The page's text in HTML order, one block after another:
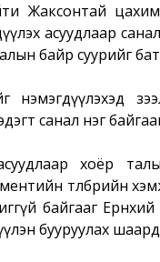
Жаксонтай цахим
асуудлаар
байр суурийг
нэмэгдүүлэхэд
санал нэг
хоёр
төлбөрийн
байгааг
бууруулах